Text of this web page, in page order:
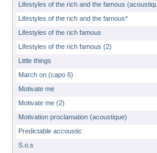
Lifestyles of the rich and the famous
Lifestyles of the rich and the famous*
Lifestyles of the rich famous
Lifestyles of the rich famous (2)
Little things
March on (capo 6)
Motivate me
Motivate me (2)
Motivation proclamation (acoustique)
Predictable accoustic
S.o.s